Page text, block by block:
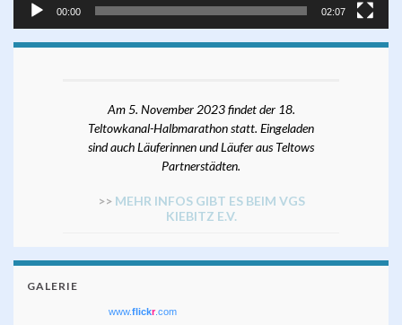
00:00 02:07
Am 5. November 2023 findet der 18.
Teltowkanal-Halbmarathon statt. Eingeladen
sind auch Läuferinnen und Läufer aus Teltows
Partnerstädten.
>> MEHR INFOS GIBT ES BEIM VGS
KIEBITZ E.V.
GALERIE
www.flickr.com